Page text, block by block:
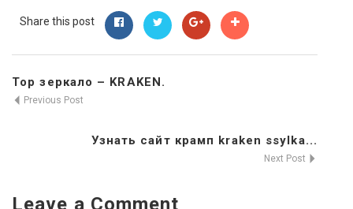
Share this post
Тор зеркало – KRAKEN.
Previous Post
Узнать сайт крамп kraken ssylka...
Next Post
Leave a Comment